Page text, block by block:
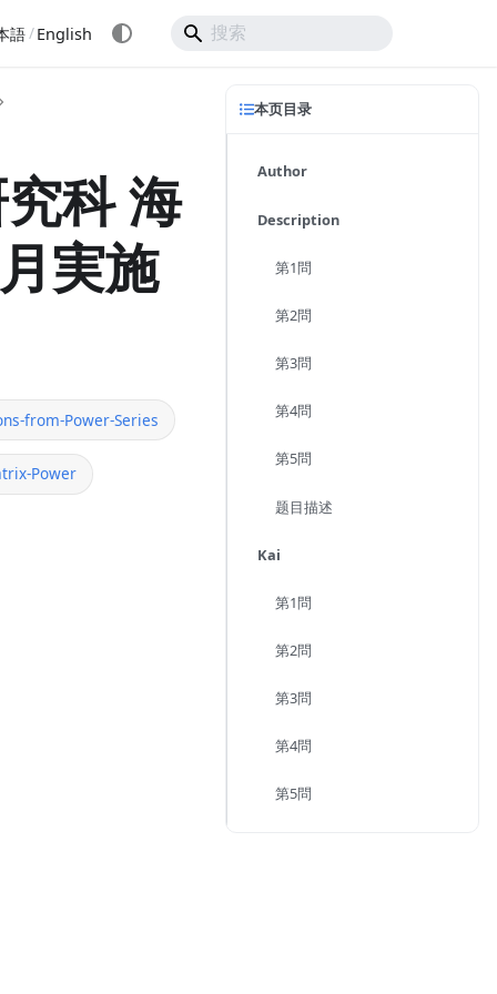
語/English
科 海
実施
from-Power-Series
Power
+ 1}}
本页目录
Author
Description
第1問
第2問
第3問
第4問
第5問
题目描述
Kai
第1問
第2問
第3問
第4問
第5問